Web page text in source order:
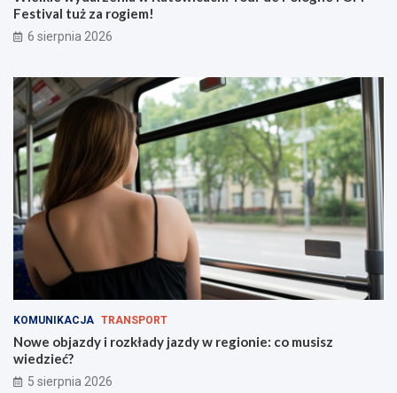
i
c
a
h
:
T
o
u
r
d
e
P
o
l
o
n
e
O
F
F
d
y
w
e
g
i
o
n
i
e
:
c
o
m
u
i
s
w
i
e
Festival tuż za rogiem!
6 sierpnia 2026
KOMUNIKACJA TRANSPORT
Nowe objazdy i rozkłady jazdy w regionie: co musisz
wiedzieć?
5 sierpnia 2026